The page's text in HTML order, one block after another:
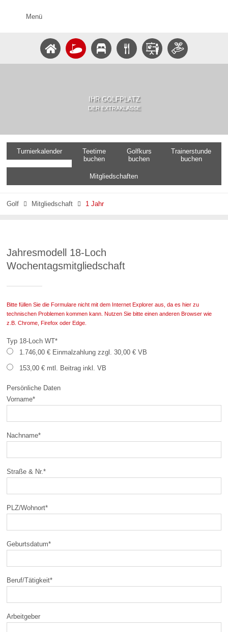
Menü
IHR GOLFPLATZ
DER EXTRAKLASSE
Turnierkalender
Teetime
buchen
Golfkurs
buchen
Trainerstunde
buchen
Mitgliedschaften
Golf  Mitgliedschaft  1 Jahr
Jahresmodell 18-Loch
Wochentagsmitgliedschaft
Bitte füllen Sie die Formulare nicht mit dem Internet Explorer aus, da es hier zu
technischen Problemen kommen kann. Nutzen Sie bitte einen anderen Browser wie
z.B. Chrome, Firefox oder Edge.
Typ 18-Loch WT*
1.746,00 € Einmalzahlung zzgl. 30,00 € VB
153,00 € mtl. Beitrag inkl. VB
Persönliche Daten
Vorname*
Nachname*
Straße & Nr.*
PLZ/Wohnort*
Geburtsdatum*
Beruf/Tätigkeit*
Arbeitgeber